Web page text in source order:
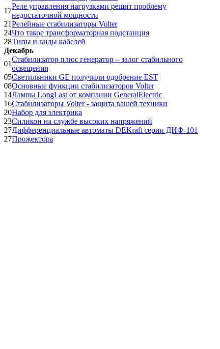
17
Реле управления нагрузками решит проблему
недостаточной мощности
21Релейные стабилизаторы Volter
24Что такое трансформаторная подстанция
28Типы и виды кабелей
Декабрь
01
Стабилизатор плюс генератор – залог стабильного
освещения
05Светильники GE получили одобрение EST
08Основные функции стабилизаторов Volter
14Лампы LongLast от компании GeneralElectric
16Стабилизаторы Volter - защита вашей техники
20Набор для электрика
23Силикон на службе высоких напряжений
27Дифференциальные автоматы DEKraft серии ДИФ-101
27Прожектора